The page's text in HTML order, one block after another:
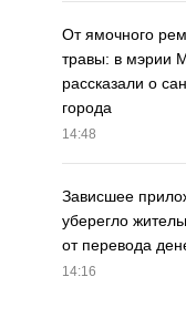
От ямочного
травы: в мэрии
рассказали о
города
14:48
Зависшее
уберегло
от перевода
14:16